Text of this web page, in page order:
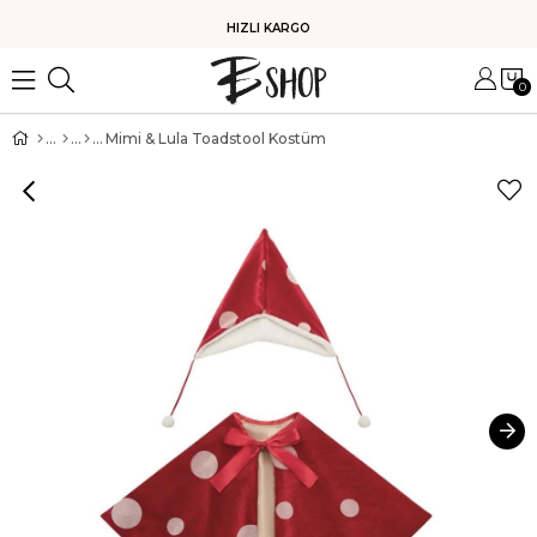
HIZLI KARGO
0
Mimi & Lula Toadstool Kostüm